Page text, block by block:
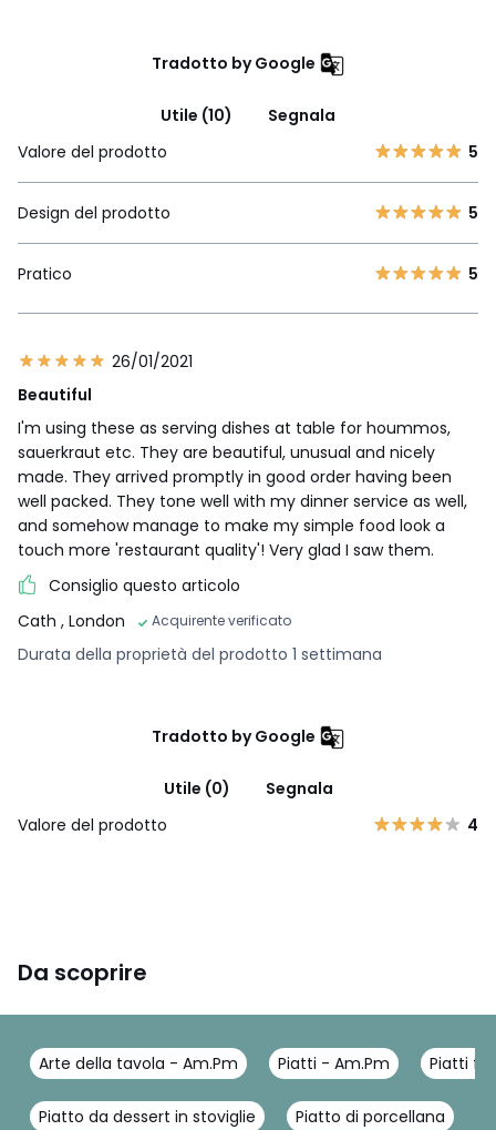
Tradotto by Google
Utile (10)
Segnala
Valore del prodotto
5
Design del prodotto 5
Pratico 5
26/01/2021
Beautiful
I'm using these as serving dishes at table for hoummos,
sauerkraut etc. They are beautiful, unusual and nicely
made. They arrived promptly in good order having been
well packed. They tone well with my dinner service as well,
and somehow manage to make my simple food look a
touch more 'restaurant quality'! Very glad I saw them.
Consiglio questo articolo
Cath , London Acquirente verificato
Durata della proprietà del prodotto 1 settimana
Tradotto by Google
Utile (0)
Segnala
Valore del prodotto
4
Da scoprire
Arte della tavola - Am.Pm Piatti - Am.Pm Piatti
Piatto da dessert in stoviglie Piatto di porcellana